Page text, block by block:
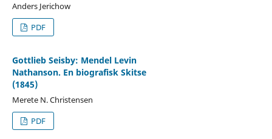
Anders Jerichow
PDF
Gottlieb Seisby: Mendel Levin
Nathanson. En biografisk Skitse
(1845)
Merete N. Christensen
PDF